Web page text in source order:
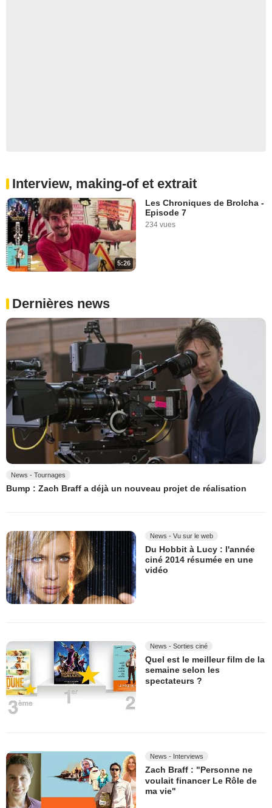
Interview, making-of et extrait
5:26
Les Chroniques de Brolcha -
Episode 7
234 vues
Dernières news
News - Tournages
Bump : Zach Braff a déjà un nouveau projet de réalisation
News - Vu sur le web
Du Hobbit à Lucy : l'année
ciné 2014 résumée en une
vidéo
News - Sorties ciné
Quel est le meilleur film de la
semaine selon les
spectateurs ?
News - Interviews
Zach Braff : "Personne ne
voulait financer Le Rôle de
ma vie"